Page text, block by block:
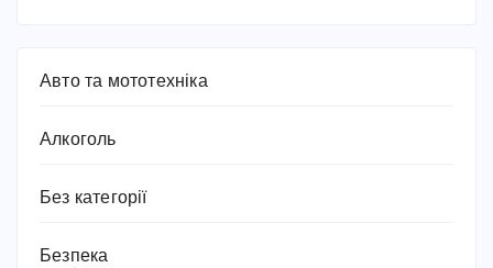
Авто та мототехніка
Алкоголь
Без категорії
Безпека